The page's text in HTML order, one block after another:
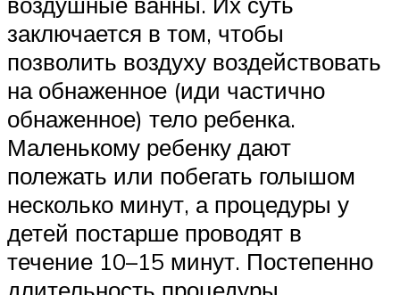
заключается в том, чтобы
позволить воздуху воздействовать
на обнаженное (иди частично
обнаженное) тело ребенка.
Маленькому ребенку дают
полежать или побегать голышом
несколько минут, а процедуры у
детей постарше проводят в
течение 10–15 минут. Постепенно